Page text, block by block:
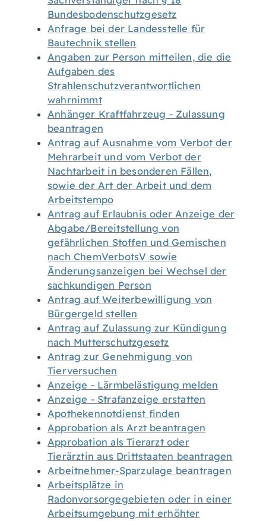
Bundesbodenschutzgesetz
Anfrage bei der Landesstelle für
Bautechnik stellen
Angaben zur Person mitteilen, die die
Aufgaben des
Strahlenschutzverantwortlichen
wahrnimmt
Anhänger Kraftfahrzeug - Zulassung
beantragen
Antrag auf Ausnahme vom Verbot der
Mehrarbeit und vom Verbot der
Nachtarbeit in besonderen Fällen,
sowie der Art der Arbeit und dem
Arbeitstempo
Antrag auf Erlaubnis oder Anzeige der
Abgabe/Bereitstellung von
gefährlichen Stoffen und Gemischen
nach ChemVerbotsV sowie
Änderungsanzeigen bei Wechsel der
sachkundigen Person
Antrag auf Weiterbewilligung von
Bürgergeld stellen
Antrag auf Zulassung zur Kündigung
nach Mutterschutzgesetz
Antrag zur Genehmigung von
Tierversuchen
Anzeige - Lärmbelästigung melden
Anzeige - Strafanzeige erstatten
Apothekennotdienst finden
Approbation als Arzt beantragen
Approbation als Tierarzt oder
Tierärztin aus Drittstaaten beantragen
Arbeitnehmer-Sparzulage beantragen
Arbeitsplätze in
Radonvorsorgegebieten oder in einer
Arbeitsumgebung mit erhöhter